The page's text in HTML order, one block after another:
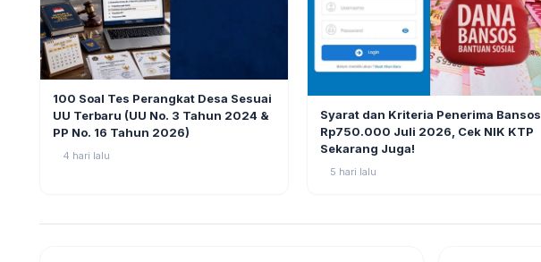
100 Soal Tes Perangkat Desa Sesuai
UU Terbaru (UU No. 3 Tahun 2024 &
PP No. 16 Tahun 2026)
4 hari lalu
Syarat dan Kriteria Penerima Bansos
Rp750.000 Juli 2026, Cek NIK KTP
Sekarang Juga!
5 hari lalu